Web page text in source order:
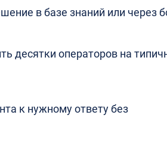
в базе знаний или через
десятки операторов на
к нужному ответу без